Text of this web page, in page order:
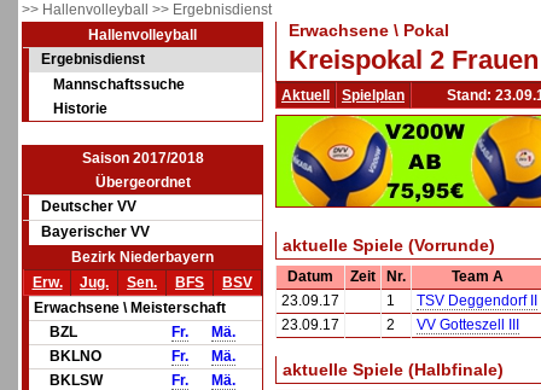
>> Hallenvolleyball >> Ergebnisdienst
Hallenvolleyball
Ergebnisdienst
Mannschaftssuche
Historie
Saison 2017/2018
Übergeordnet
Deutscher VV
Bayerischer VV
Bezirk Niederbayern
Erw.
Jug. Sen. BFS
BSV
Erwachsene \ Meisterschaft
BZL
Fr.
Mä.
BKLNO
Fr.
Mä.
BKLSW
Fr.
Mä.
Erwachsene \ Pokal
Kreispokal 2
Aktuell Spielplan Stand:
aktuelle Spiele (Vorrunde)
Datum Zeit Nr.
Team A
23.09.17
1
TSV Deggendorf II
23.09.17
2 VV Gotteszell III
aktuelle Spiele (Halbfinale)